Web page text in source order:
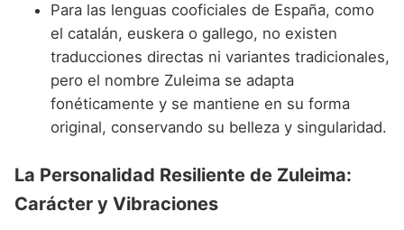
Para las lenguas cooficiales de España, como
el catalán, euskera o gallego, no existen
traducciones directas ni variantes tradicionales,
pero el nombre Zuleima se adapta
fonéticamente y se mantiene en su forma
original, conservando su belleza y singularidad.
La Personalidad Resiliente de Zuleima:
Carácter y Vibraciones